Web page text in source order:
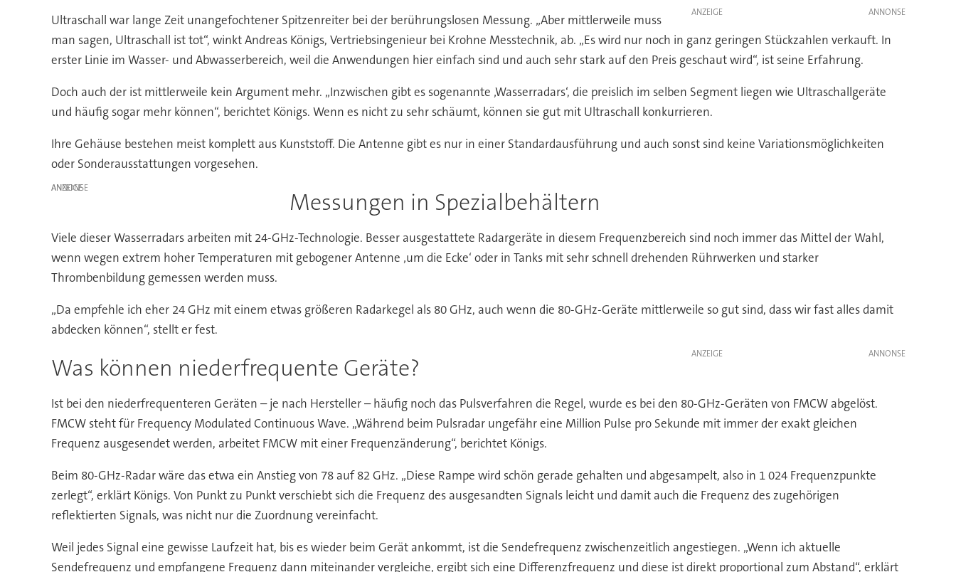
ANZEIGE
Ultraschall war lange Zeit unangefochtener Spitzenreiter bei der berührungslosen Messung. „Aber mittlerweile muss
man sagen, Ultraschall ist tot“, winkt Andreas Königs, Vertriebsingenieur bei Krohne Messtechnik, ab. „Es wird nur noch in ganz geringen Stückzahlen verkauft. In
erster Linie im Wasser- und Abwasserbereich, weil die Anwendungen hier einfach sind und auch sehr stark auf den Preis geschaut wird“, ist seine Erfahrung.
Doch auch der ist mittlerweile kein Argument mehr. „Inzwischen gibt es sogenannte ‚Wasserradars‘, die preislich im selben Segment liegen wie Ultraschallgeräte
und häufig sogar mehr können“, berichtet Königs. Wenn es nicht zu sehr schäumt, können sie gut mit Ultraschall konkurrieren.
Ihre Gehäuse bestehen meist komplett aus Kunststoff. Die Antenne gibt es nur in einer Standardausführung und auch sonst sind keine Variationsmöglichkeiten
oder Sonderausstattungen vorgesehen.
ANZEIGE Messungen in Spezialbehältern
Viele dieser Wasserradars arbeiten mit 24-GHz-Technologie. Besser ausgestattete Radargeräte in diesem Frequenzbereich sind noch immer das Mittel der Wahl,
wenn wegen extrem hoher Temperaturen mit gebogener Antenne ‚um die Ecke‘ oder in Tanks mit sehr schnell drehenden Rührwerken und starker
Thrombenbildung gemessen werden muss.
„Da empfehle ich eher 24 GHz mit einem etwas größeren Radarkegel als 80 GHz, auch wenn die 80-GHz-Geräte mittlerweile so gut sind, dass wir fast alles damit
abdecken können“, stellt er fest.
ANZEIGE
Was können niederfrequente Geräte?
Ist bei den niederfrequenteren Geräten – je nach Hersteller – häufig noch das Pulsverfahren die Regel, wurde es bei den 80-GHz-Geräten von FMCW abgelöst.
FMCW steht für Frequency Modulated Continuous Wave. „Während beim Pulsradar ungefähr eine Million Pulse pro Sekunde mit immer der exakt gleichen
Frequenz ausgesendet werden, arbeitet FMCW mit einer Frequenzänderung“, berichtet Königs.
Beim 80-GHz-Radar wäre das etwa ein Anstieg von 78 auf 82 GHz. „Diese Rampe wird schön gerade gehalten und abgesampelt, also in 1 024 Frequenzpunkte
zerlegt“, erklärt Königs. Von Punkt zu Punkt verschiebt sich die Frequenz des ausgesandten Signals leicht und damit auch die Frequenz des zugehörigen
reflektierten Signals, was nicht nur die Zuordnung vereinfacht.
Weil jedes Signal eine gewisse Laufzeit hat, bis es wieder beim Gerät ankommt, ist die Sendefrequenz zwischenzeitlich angestiegen. „Wenn ich aktuelle
Sendefrequenz und empfangene Frequenz dann miteinander vergleiche, ergibt sich eine Differenzfrequenz und diese ist direkt proportional zum Abstand“, erklärt